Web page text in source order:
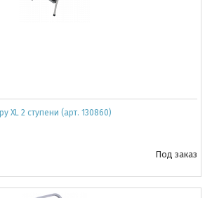
XL 2 ступени (арт. 130860)
Под заказ